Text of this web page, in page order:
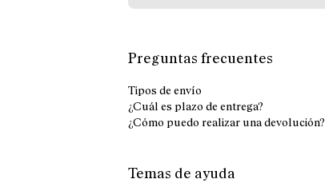
Preguntas frecuentes
Tipos de envío
¿Cuál es plazo de entrega?
¿Cómo puedo realizar una devolución?
Temas de ayuda